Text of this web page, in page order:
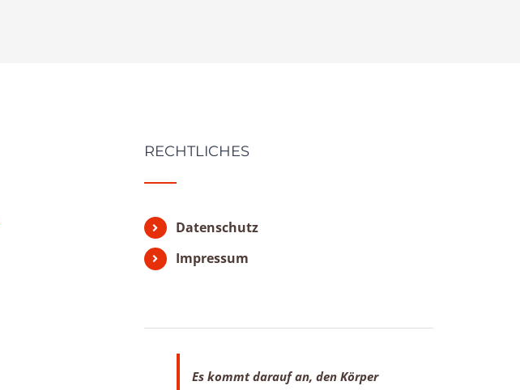
RECHTLICHES
Datenschutz
Impressum
Es kommt darauf an, den Körper